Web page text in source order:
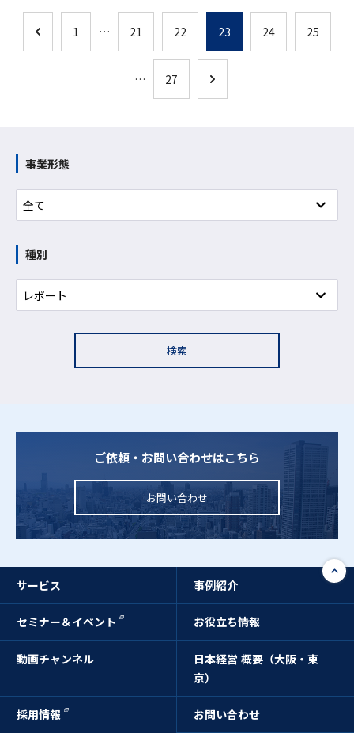
1 … 21 22 23 24 25
… 27
事業形態
種別
検索
ご依頼・お問い合わせはこちら
お問い合わせ
サービス 事例紹介
セミナー＆イベント お役立ち情報
動画チャンネル
日本経営 概要（大阪・東
京）
採用情報 お問い合わせ